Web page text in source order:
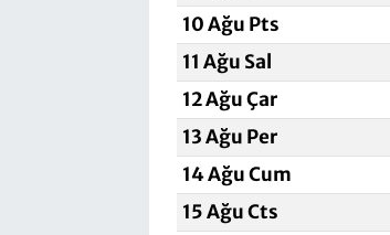
10 Ağu Pts
11 Ağu Sal
12 Ağu Çar
13 Ağu Per
14 Ağu Cum
15 Ağu Cts